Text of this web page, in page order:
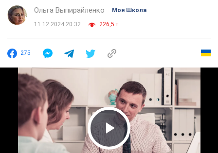
Ольга Выпирайленко Моя Школа
11.12.2024 20:32 226,5 т.
275
Play Video